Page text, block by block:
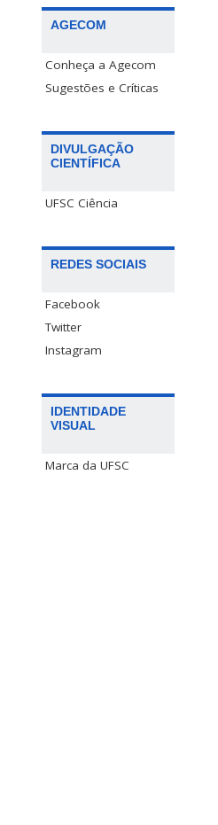
AGECOM
Conheça a Agecom
Sugestões e Críticas
DIVULGAÇÃO
CIENTÍFICA
UFSC Ciência
REDES SOCIAIS
Facebook
Twitter
Instagram
IDENTIDADE
VISUAL
Marca da UFSC